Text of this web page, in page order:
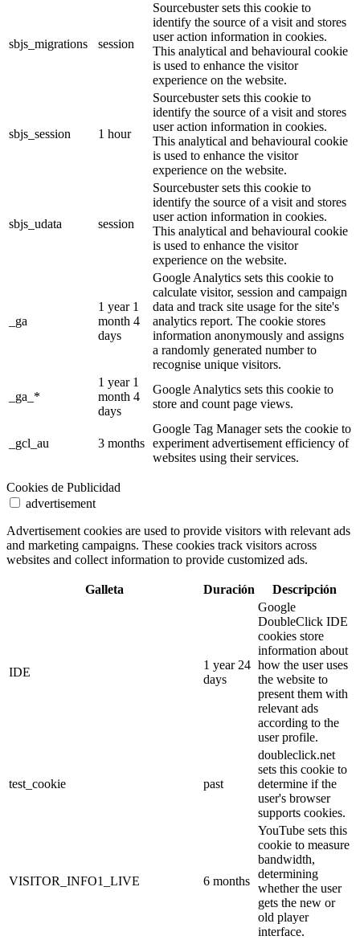
sbjs_migrations session
Sourcebuster sets this cookie to
identify the source of a visit and stores
user action information in cookies.
This analytical and behavioural cookie
is used to enhance the visitor
experience on the website.
sbjs_session 1 hour
Sourcebuster sets this cookie to
identify the source of a visit and stores
user action information in cookies.
This analytical and behavioural cookie
is used to enhance the visitor
experience on the website.
sbjs_udata session
Sourcebuster sets this cookie to
identify the source of a visit and stores
user action information in cookies.
This analytical and behavioural cookie
is used to enhance the visitor
experience on the website.
_ga
1 year 1
month 4
days
Google Analytics sets this cookie to
calculate visitor, session and campaign
data and track site usage for the site's
analytics report. The cookie stores
information anonymously and assigns
a randomly generated number to
recognise unique visitors.
_ga_*
1 year 1
month 4
days
Google Analytics sets this cookie to
store and count page views.
_gcl_au 3 months
Google Tag Manager sets the cookie to
experiment advertisement efficiency of
websites using their services.
Cookies de Publicidad
advertisement
Advertisement cookies are used to provide visitors with relevant ads
and marketing campaigns. These cookies track visitors across
websites and collect information to provide customized ads.
Galleta Duración Descripción
IDE
1 year 24
days
Google
DoubleClick IDE
cookies store
information about
how the user uses
the website to
present them with
relevant ads
according to the
user profile.
test_cookie past
doubleclick.net
sets this cookie to
determine if the
user's browser
supports cookies.
VISITOR_INFO1_LIVE 6 months
YouTube sets this
cookie to measure
bandwidth,
determining
whether the user
gets the new or
old player
interface.